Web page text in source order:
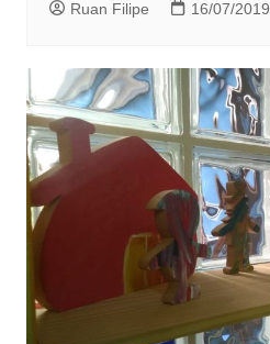
Ruan Filipe 16/07/2019